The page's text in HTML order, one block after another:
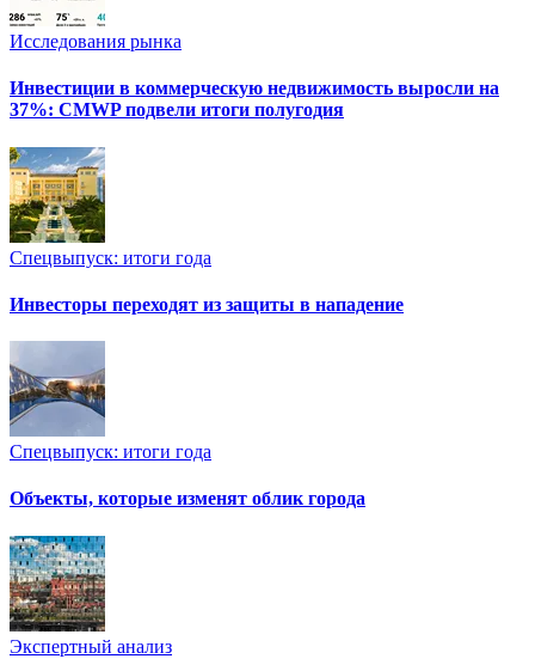
Исследования рынка
Инвестиции в коммерческую недвижимость выросли на
37%: CMWP подвели итоги полугодия
Спецвыпуск: итоги года
Инвесторы переходят из защиты в нападение
Спецвыпуск: итоги года
Объекты, которые изменят облик города
Экспертный анализ